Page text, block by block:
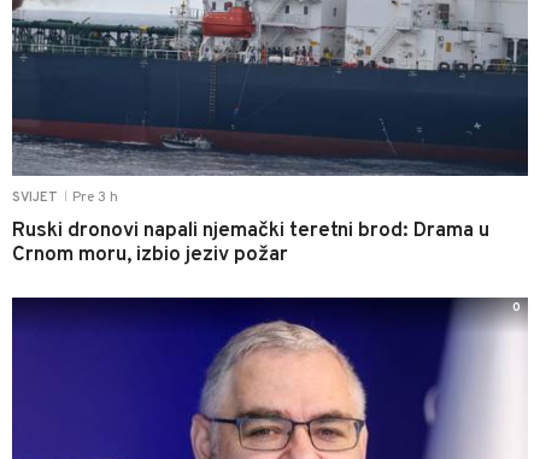
SVIJET Pre 3 h
Ruski dronovi napali njemački teretni brod: Drama u
Crnom moru, izbio jeziv požar
0